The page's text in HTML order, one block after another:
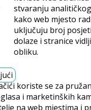
stvaranju
kako web mjesto
uključuju broj
dolaze i stranice
obliku.
koriste se za
i marketinških
na web mjestima i